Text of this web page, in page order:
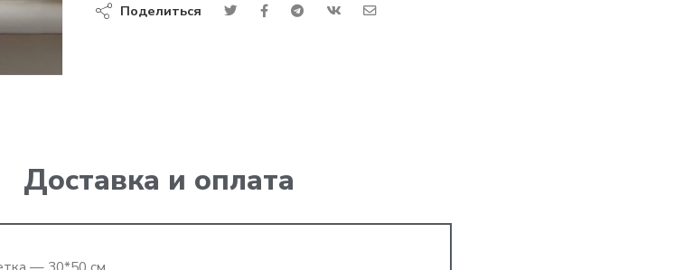
Поделиться
Доставка и оплата